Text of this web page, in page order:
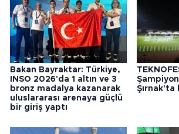
Bakan Bayraktar: Türkiye,
INSO 2026'da 1 altın ve 3
bronz madalya kazanarak
uluslararası arenaya güçlü
bir giriş yaptı
Şırnak'ta